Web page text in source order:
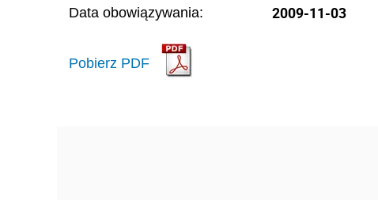
Data obowiązywania: 2009-11-03
Pobierz PDF